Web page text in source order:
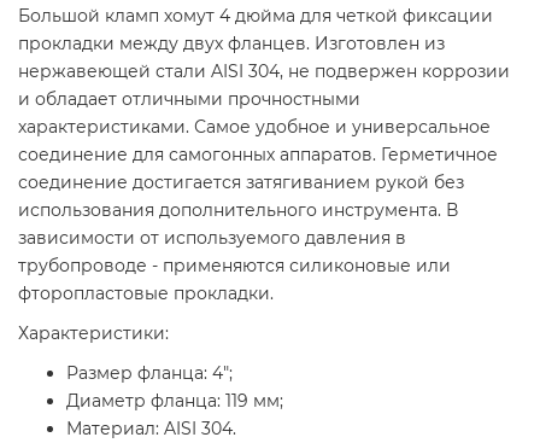
Большой кламп хомут 4 дюйма для четкой фиксации
прокладки между двух фланцев. Изготовлен из
нержавеющей стали AISI 304, не подвержен коррозии
и обладает отличными прочностными
характеристиками. Самое удобное и универсальное
соединение для самогонных аппаратов. Герметичное
соединение достигается затягиванием рукой без
использования дополнительного инструмента. В
зависимости от используемого давления в
трубопроводе - применяются силиконовые или
фторопластовые прокладки.
Характеристики:
Размер фланца: 4";
Диаметр фланца: 119 мм;
Материал: AISI 304.